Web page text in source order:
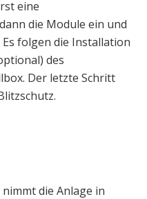
eine
die Module ein und
folgen die Installation
des
Der letzte Schritt
die Anlage in